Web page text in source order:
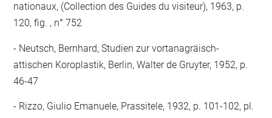
nationaux, (Collection des Guides du visiteur), 1963, p.
120, fig. , n° 752
Neutsch, Bernhard, Studien zur vortanagräisch-
attischen Koroplastik, Berlin, Walter de Gruyter, 1952, p.
46-47
Rizzo, Giulio Emanuele, Prassitele, 1932, p. 101-102, pl.